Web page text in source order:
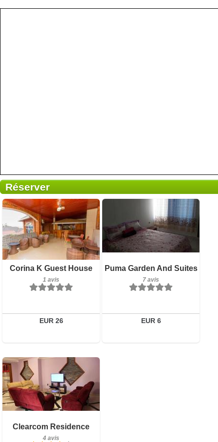
Réserver
Corina K Guest House
1 avis
EUR 26
1 avis
Détails
Réserver
Puma Garden And Suites
7 avis
EUR 6
Petit-déjeuner inclus
7 avis
Réserver
Clearcom Residence
4 avis
4 avis
Détails
Réserver